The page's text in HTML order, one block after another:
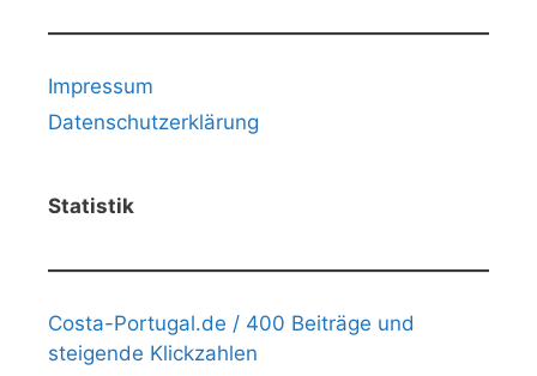
Impressum
Datenschutzerklärung
Statistik
Costa-Portugal.de / 400 Beiträge und
steigende Klickzahlen